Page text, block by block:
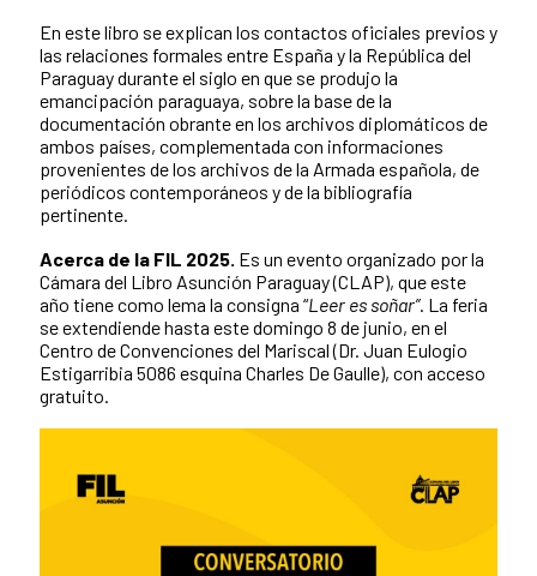
En este libro se explican los contactos oficiales previos y
las relaciones formales entre España y la República del
Paraguay durante el siglo en que se produjo la
emancipación paraguaya, sobre la base de la
documentación obrante en los archivos diplomáticos de
ambos países, complementada con informaciones
provenientes de los archivos de la Armada española, de
periódicos contemporáneos y de la bibliografía
pertinente.
Acerca de la FIL 2025. Es un evento organizado por la
Cámara del Libro Asunción Paraguay (CLAP), que este
año tiene como lema la consigna “Leer es soñar”. La feria
se extendiende hasta este domingo 8 de junio, en el
Centro de Convenciones del Mariscal (Dr. Juan Eulogio
Estigarribia 5086 esquina Charles De Gaulle), con acceso
gratuito.